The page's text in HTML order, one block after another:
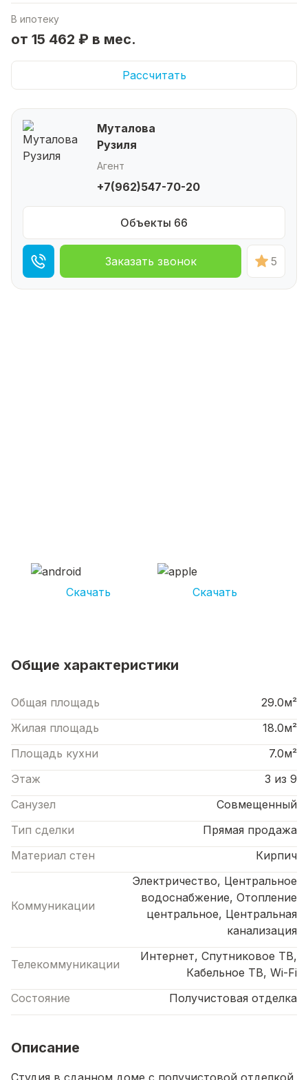
В ипотеку
от 15 462 ₽ в мес.
Рассчитать
Муталова
Рузиля
Агент
+7(962)547-70-20
Объекты 66
Заказать звонок 5
Скачать Скачать
Общие характеристики
Общая площадь
29.0м²
Жилая площадь
18.0м²
Площадь кухни
7.0м²
Этаж
3 из 9
Санузел
Совмещенный
Тип сделки
Прямая продажа
Материал стен
Кирпич
Коммуникации
Электричество, Центральное
водоснабжение, Отопление
центральное, Центральная
канализация
Телекоммуникации
Интернет, Спутниковое ТВ,
Кабельное ТВ, Wi-Fi
Состояние
Получистовая отделка
Описание
Студия в сданном доме с получистовой отделкой